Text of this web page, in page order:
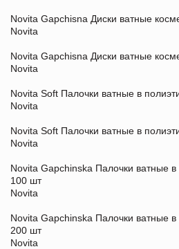
Novita Gapchisna Диски ватные
Novita
Novita Gapchisna Диски ватные
Novita
Novita Soft Палочки ватные в
Novita
Novita Soft Палочки ватные в
Novita
Novita Gapchinska Палочки ватные
100 шт
Novita
Novita Gapchinska Палочки ватные
200 шт
Novita